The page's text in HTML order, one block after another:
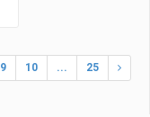
9 10 ... 25